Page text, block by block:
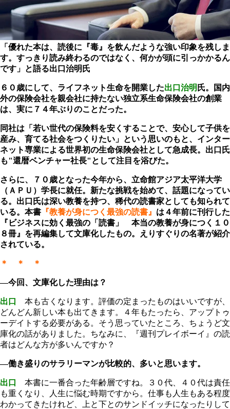
「優れた本は、読後に『毒』を飲んだような強い印象を残しま
す。すっきり読み終わるのではなく、何かが頭に引っかかるん
です」と語る出口治明氏
６０歳にして、ライフネット生命を開業した出口治明 氏。国内
外の保険会社を親会社に持たない独立系生命保険会社の創業
は、実に７４年ぶりのことだった。
同社は「若い世代の保険料を安くすることで、安心して子供を
産み、育てる社会をつくりたい」という思いのもと、インター
ネット専業による世界初の生命保険会社として急成長。出口氏
も"還暦ベンチャー社長"として注目を浴びた。
さらに、７０歳となった今年から、立命館アジア太平洋大学
（ＡＰＵ）学長に就任。新たな挑戦を始めて、話題になってい
る。出口氏は深い教養を持つ、稀代の読書家としても知られて
いる。本書 『教養が身につく最強の読書』 は４年前に刊行した
『ビジネスに効く最強の「読書」 本当の教養が身につく１０
８冊』を再編集して文庫化したもの。えりすぐりの名著が紹介
されている。
＊ ＊ ＊
―今回、文庫化した理由は？
出口
本も古くなります。評価の定まったものはいいですが、
どんどん新しい本も出てきます。４年もたったら、アップトゥ
ーデイトする必要がある。そう思っていたところ、ちょうど文
庫化の話がありました。ちなみに、『週刊プレイボーイ』の読
者はどんな方が多いんですか？
―働き盛りのサラリーマンが比較的、多いと思います。
出口
本書に一番合った年齢層ですね。３０代、４０代は責任
も重くなり、人生に悩む時期ですから。仕事も人生もある程度
わかってきたけれど、上と下とのサンドイッチになったりして